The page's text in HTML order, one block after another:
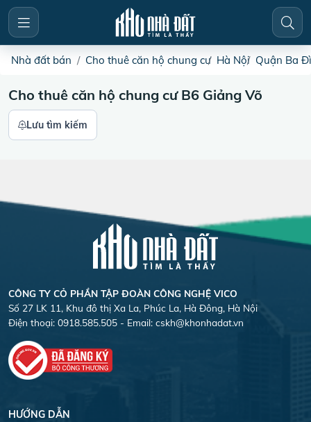
Nhà đất bán Cho thuê căn hộ chung cư Hà Nội Quận Ba
Cho thuê căn hộ chung cư B6 Giảng Võ
Lưu tìm kiếm
CÔNG TY CỎ PHẦN TẬP ĐOÀN CÔNG NGHỆ VICO
Số 27 LK 11, Khu đô thị Xa La, Phúc La, Hà Đông, Hà Nội
Điện thoại: 0918.585.505 - Email: cskh@khonhadat.vn
HƯỚNG DẪN